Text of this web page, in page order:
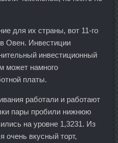
для их страны, вот 11-го
Овен. Инвестиции
инвестиционный
может намного
платы.
работали и работают
пары пробили нижнюю
на уровне 1,3231. Из
очень вкусный торт,